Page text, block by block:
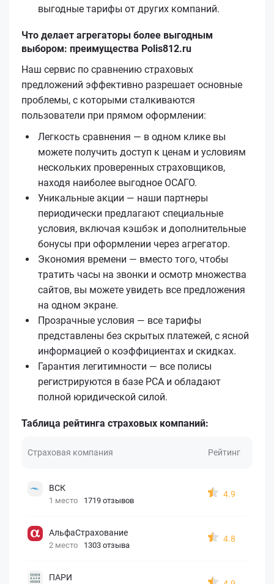
выгодные тарифы от других компаний.
Что делает агрегаторы более выгодным
выбором: преимущества Polis812.ru
Наш сервис по сравнению страховых
предложений эффективно разрешает основные
проблемы, с которыми сталкиваются
пользователи при прямом оформлении:
Легкость сравнения — в одном клике вы
можете получить доступ к ценам и условиям
нескольких проверенных страховщиков,
находя наиболее выгодное ОСАГО.
Уникальные акции — наши партнеры
периодически предлагают специальные
условия, включая кэшбэк и дополнительные
бонусы при оформлении через агрегатор.
Экономия времени — вместо того, чтобы
тратить часы на звонки и осмотр множества
сайтов, вы можете увидеть все предложения
на одном экране.
Прозрачные условия — все тарифы
представлены без скрытых платежей, с ясной
информацией о коэффициентах и скидках.
Гарантия легитимности — все полисы
регистрируются в базе РСА и обладают
полной юридической силой.
Таблица рейтинга страховых компаний:
Страховая компания Рейтинг
ВСК
1 место 1719 отзывов
4.9
АльфаСтрахование
2 место 1303 отзыва
4.8
ПАРИ